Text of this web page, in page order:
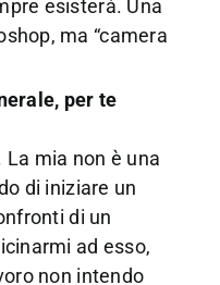
esisterà. Una
ma “camera
per te
mia non è una
di iniziare un
di un
ad esso,
non intendo